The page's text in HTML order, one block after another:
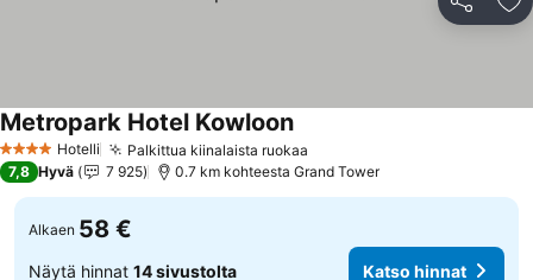
Jaa
4 Tähtiluokitus
Hotelli Palkittua kiinalaista ruokaa
Metropark Hotel Kowloon
7,8 Hyvä 7 925 0.7 km kohteesta Grand Tower
Alkaen 58 €
Näytä hinnat 14 sivustolta Katso hinnat